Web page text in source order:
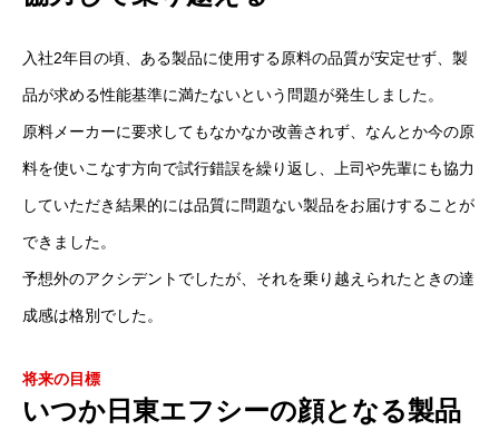
先輩社員紹介
数字で見る日東エフシー
入社2年目の頃、ある製品に使用する原料の品質が安定せず、製
品が求める性能基準に満たないという問題が発生しました。
原料メーカーに要求してもなかなか改善されず、なんとか今の原
料を使いこなす方向で試行錯誤を繰り返し、上司や先輩にも協力
していただき結果的には品質に問題ない製品をお届けすることが
できました。
予想外のアクシデントでしたが、それを乗り越えられたときの達
成感は格別でした。
将来の目標
いつか日東エフシーの顔となる製品